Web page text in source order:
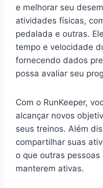
e melhorar seu
atividades físicas,
pedalada e outras.
tempo e velocidade
fornecendo dados
possa avaliar seu
Com o RunKeeper,
alcançar novos
seus treinos. Além
compartilhar suas
o que outras
manterem ativas.